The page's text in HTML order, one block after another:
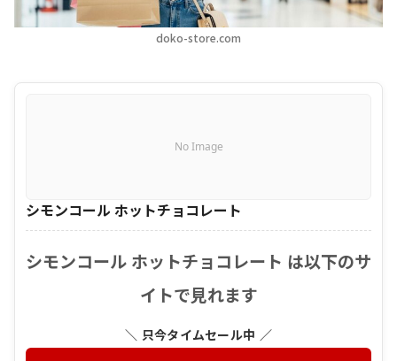
doko-store.com
No Image
シモンコール ホットチョコレート
シモンコール ホットチョコレート は以下のサ
イトで見れます
＼ 只今タイムセール中 ／